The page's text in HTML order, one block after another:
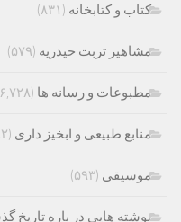
کتاب و کتابخانه (۸۳۱)
مشاهیر تربت حیدریه (۵۷۹)
مطبوعات و رسانه ها (۶,۷۲۸)
منابع طبیعی و ابخیز داری (۹۲)
موسیقی (۵۹۳)
نوشته هایی در باره تاریخ